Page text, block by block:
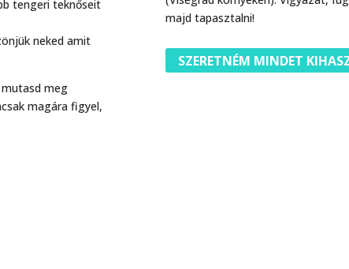
tengeri teknőseit
neked amit
mutasd meg
magára figyel,
majd tapasztalni!
SZERETNÉM MINDET